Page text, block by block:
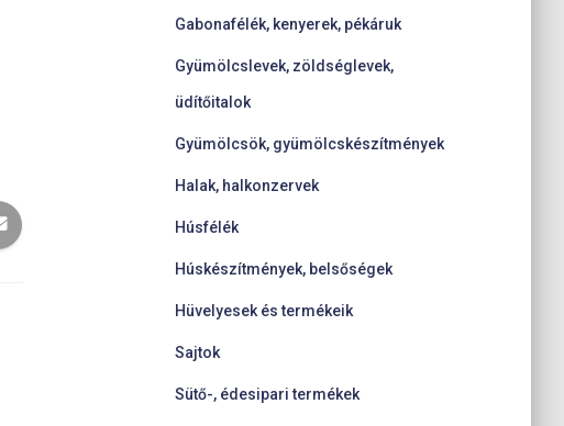
Gabonafélék, kenyerek, pékáruk
Gyümölcslevek, zöldséglevek,
üdítőitalok
Gyümölcsök, gyümölcskészítmények
Halak, halkonzervek
Húsfélék
Húskészítmények, belsőségek
Hüvelyesek és termékeik
Sajtok
Sütő-, édesipari termékek